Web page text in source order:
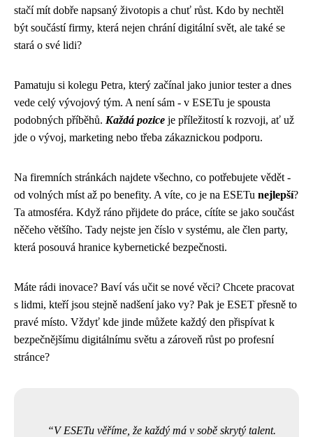
stačí mít dobře napsaný životopis a chuť růst. Kdo by nechtěl
být součástí firmy, která nejen chrání digitální svět, ale také se
stará o své lidi?
Pamatuju si kolegu Petra, který začínal jako junior tester a dnes
vede celý vývojový tým. A není sám - v ESETu je spousta
podobných příběhů. Každá pozice je příležitostí k rozvoji, ať už
jde o vývoj, marketing nebo třeba zákaznickou podporu.
Na firemních stránkách najdete všechno, co potřebujete vědět -
od volných míst až po benefity. A víte, co je na ESETu nejlepší?
Ta atmosféra. Když ráno přijdete do práce, cítíte se jako součást
něčeho většího. Tady nejste jen číslo v systému, ale člen party,
která posouvá hranice kybernetické bezpečnosti.
Máte rádi inovace? Baví vás učit se nové věci? Chcete pracovat
s lidmi, kteří jsou stejně nadšení jako vy? Pak je ESET přesně to
pravé místo. Vždyť kde jinde můžete každý den přispívat k
bezpečnějšímu digitálnímu světu a zároveň růst po profesní
stránce?
V ESETu věříme, že každý má v sobě skrytý talent.